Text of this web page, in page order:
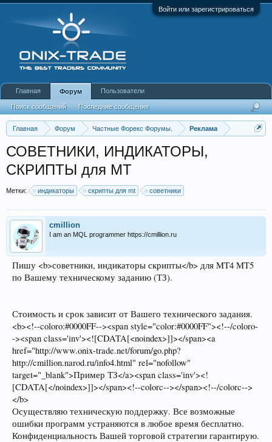
Войти или зарегистрироваться
Главная Форум Частные Форекс Форумы. Реклама
СОВЕТНИКИ, ИНДИКАТОРЫ,
СКРИПТЫ для MT
Метки: индикаторы скрипты для mt советники
cmillion
I am an MQL programmer https://cmillion.ru
Пишу <b>советники, индикаторы скрипты</b> для MT4 MT5
по Вашему техническому заданию (ТЗ).
Стоимость и срок зависит от Вашего технического задания.
<b><!--coloro:#0000FF--><span style="color:#0000FF"><!--/coloro-
-><span class='inv'><![CDATA[<noindex>]]></span><a
href="http://www.onix-trade.net/forum/go.php?
http://cmillion.narod.ru/info4.html" rel="nofollow"
target="_blank">Пример ТЗ</a><span class='inv'><!
[CDATA[</noindex>]]></span><!--colorc--></span><!--/colorc-->
</b>
Осуществляю техническую поддержку. Все возможные
ошибки программ устраняются в любое время бесплатно.
Конфиденциальность Вашей торговой стратегии гарантирую.
Главная Форум
Поиск сообщений Последние сообщения
Пользователи